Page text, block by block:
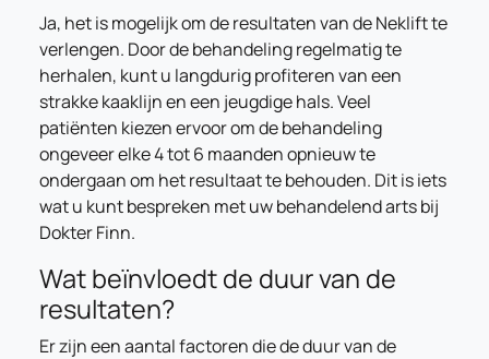
Ja, het is mogelijk om de resultaten van de Neklift te
verlengen. Door de behandeling regelmatig te
herhalen, kunt u langdurig profiteren van een
strakke kaaklijn en een jeugdige hals. Veel
patiënten kiezen ervoor om de behandeling
ongeveer elke 4 tot 6 maanden opnieuw te
ondergaan om het resultaat te behouden. Dit is iets
wat u kunt bespreken met uw behandelend arts bij
Dokter Finn.
Wat beïnvloedt de duur van de
resultaten?
Er zijn een aantal factoren die de duur van de